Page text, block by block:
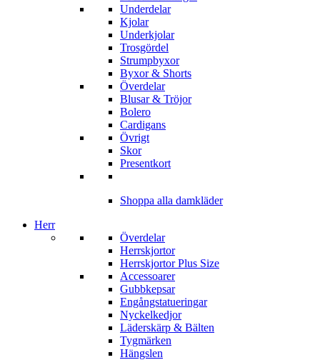
Underdelar
Kjolar
Underkjolar
Trosgördel
Strumpbyxor
Byxor & Shorts
Överdelar
Blusar & Tröjor
Bolero
Cardigans
Övrigt
Skor
Presentkort
Shoppa alla damkläder
Herr
Överdelar
Herrskjortor
Herrskjortor Plus Size
Accessoarer
Gubbkepsar
Engångstatueringar
Nyckelkedjor
Läderskärp & Bälten
Tygmärken
Hängslen